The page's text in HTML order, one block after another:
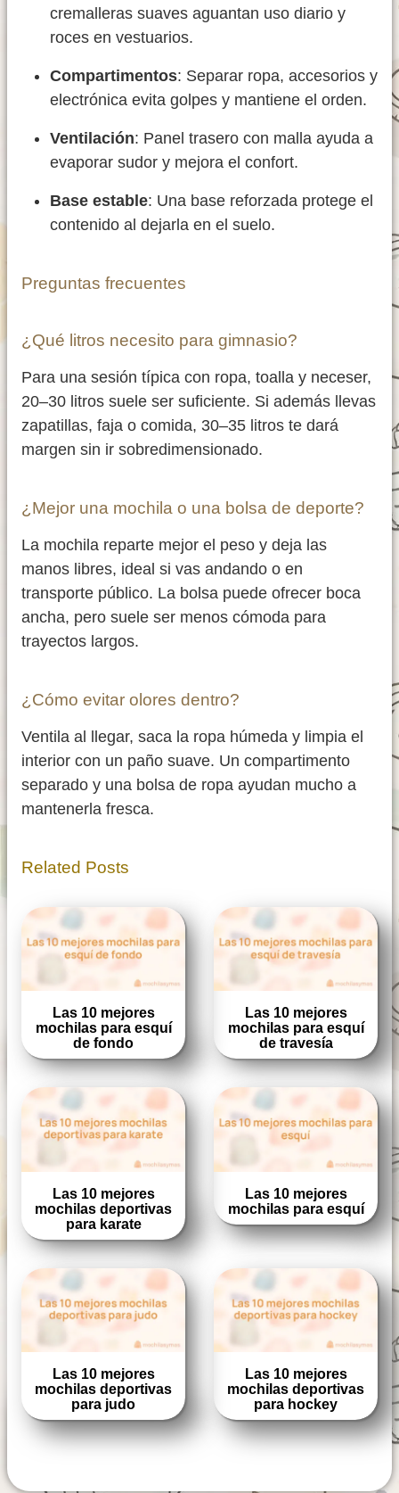
cremalleras suaves aguantan uso diario y
roces en vestuarios.
Compartimentos: Separar ropa, accesorios y
electrónica evita golpes y mantiene el orden.
Ventilación: Panel trasero con malla ayuda a
evaporar sudor y mejora el confort.
Base estable: Una base reforzada protege el
contenido al dejarla en el suelo.
Preguntas frecuentes
¿Qué litros necesito para gimnasio?
Para una sesión típica con ropa, toalla y neceser,
20–30 litros suele ser suficiente. Si además llevas
zapatillas, faja o comida, 30–35 litros te dará
margen sin ir sobredimensionado.
¿Mejor una mochila o una bolsa de deporte?
La mochila reparte mejor el peso y deja las
manos libres, ideal si vas andando o en
transporte público. La bolsa puede ofrecer boca
ancha, pero suele ser menos cómoda para
trayectos largos.
¿Cómo evitar olores dentro?
Ventila al llegar, saca la ropa húmeda y limpia el
interior con un paño suave. Un compartimento
separado y una bolsa de ropa ayudan mucho a
mantenerla fresca.
Related Posts
Las 10 mejores
mochilas para esquí
de fondo
Las 10 mejores
mochilas para esquí
de travesía
Las 10 mejores
mochilas deportivas
para karate
Las 10 mejores
mochilas para esquí
Las 10 mejores
mochilas deportivas
para judo
Las 10 mejores
mochilas deportivas
para hockey